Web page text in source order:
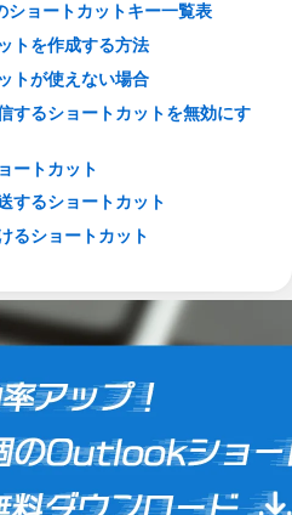
ョートカットキー一覧表
トを作成する方法
トが使えない場合
するショートカットを無効にす
ートカット
するショートカット
るショートカット